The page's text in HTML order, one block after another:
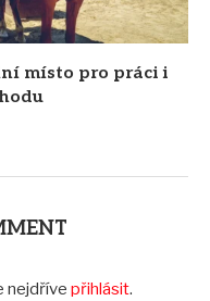
místo pro práci i
nejdříve přihlásit.